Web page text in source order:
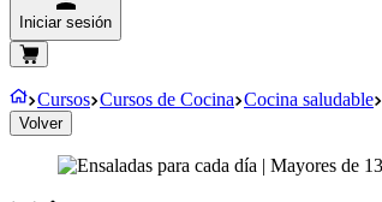
Iniciar sesión
Cursos Cursos de Cocina Cocina saludable
Volver